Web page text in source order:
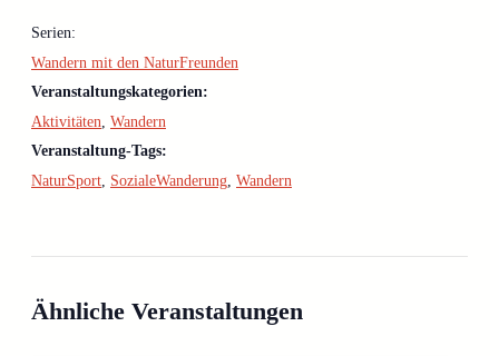
Serien:
Wandern mit den NaturFreunden
Veranstaltungskategorien:
Aktivitäten Wandern
Veranstaltung-Tags:
NaturSport SozialeWanderung Wandern
Ähnliche Veranstaltungen